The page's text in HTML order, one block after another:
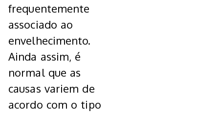
frequentemente
associado ao
envelhecimento.
Ainda assim, é
normal que as
causas variem de
acordo com o tipo